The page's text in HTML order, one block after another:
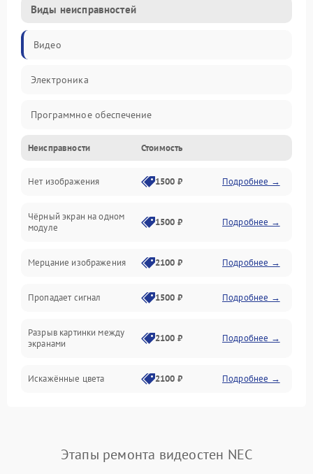
Виды неисправностей
Видео
Электроника
Программное обеспечение
Калибровка
Электропитание
Аппаратная
Механические повреждения
Неисправности Стоимость
Нет изображения 1500 ₽ Подробнее →
Чёрный экран на одном
модуле
1500 ₽ Подробнее →
Мерцание изображения 2100 ₽ Подробнее →
Пропадает сигнал 1500 ₽ Подробнее →
Разрыв картинки между
экранами
2100 ₽ Подробнее →
Искажённые цвета 2100 ₽ Подробнее →
Артефакты изображения Подробнее →
Этапы ремонта видеостен NEC